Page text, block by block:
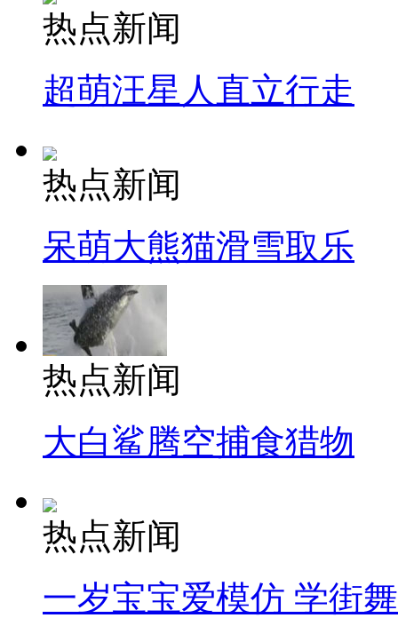
热点新闻
超萌汪星人直立行走
热点新闻
呆萌大熊猫滑雪取乐
热点新闻
大白鲨腾空捕食猎物
热点新闻
一岁宝宝爱模仿 学街